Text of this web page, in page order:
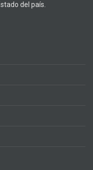
del país.